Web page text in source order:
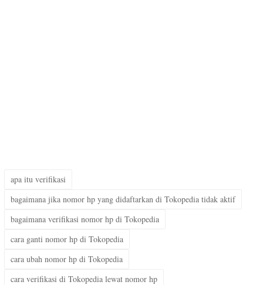
apa itu verifikasi
bagaimana jika nomor hp yang didaftarkan di Tokopedia tidak aktif
bagaimana verifikasi nomor hp di Tokopedia
cara ganti nomor hp di Tokopedia
cara ubah nomor hp di Tokopedia
cara verifikasi di Tokopedia lewat nomor hp